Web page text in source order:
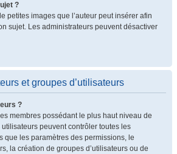
?
petites images que l’auteur peut insérer afin
sujet. Les administrateurs peuvent désactiver
et groupes d’utilisateurs
?
membres possédant le plus haut niveau de
peuvent contrôler toutes les
que les paramètres des permissions, le
la création de groupes d’utilisateurs ou de